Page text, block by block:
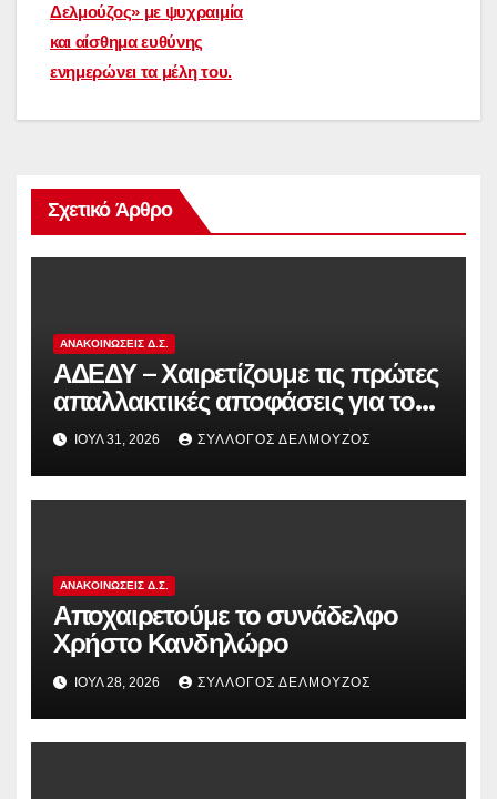
Δελμούζος» με ψυχραιμία
και αίσθημα ευθύνης
ενημερώνει τα μέλη του.
Σχετικό Άρθρο
ΑΝΑΚΟΙΝΏΣΕΙΣ Δ.Σ.
ΑΔΕΔΥ – Χαιρετίζουμε τις πρώτες
απαλλακτικές αποφάσεις για τους
διωκόμενους εκπαιδευτικούς που
συμμετείχαν στον αγώνα ενάντια
στην αντιδραστική αξιολόγηση!
ΙΟΎΛ 31, 2026 ΣΎΛΛΟΓΟΣ ΔΕΛΜΟΎΖΟΣ
ΑΝΑΚΟΙΝΏΣΕΙΣ Δ.Σ.
Αποχαιρετούμε το συνάδελφο
Χρήστο Κανδηλώρο
ΙΟΎΛ 28, 2026 ΣΎΛΛΟΓΟΣ ΔΕΛΜΟΎΖΟΣ